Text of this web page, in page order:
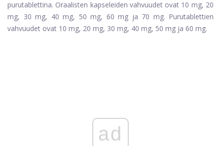
purutablettina. Oraalisten kapseleiden vahvuudet ovat 10 mg, 20
mg, 30 mg, 40 mg, 50 mg, 60 mg ja 70 mg. Purutablettien
vahvuudet ovat 10 mg, 20 mg, 30 mg, 40 mg, 50 mg ja 60 mg.
ad